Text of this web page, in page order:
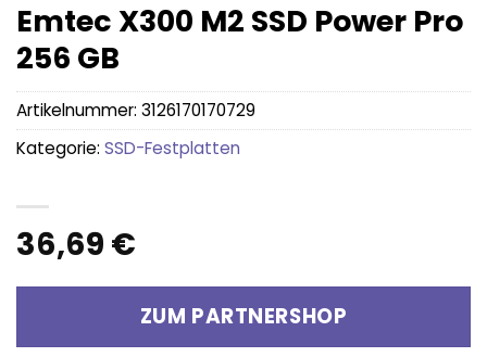
Emtec X300 M2 SSD Power Pro
256 GB
36,69 €
ZUM PARTNERSHOP
Artikelnummer: 3126170170729
Kategorie: SSD-Festplatten